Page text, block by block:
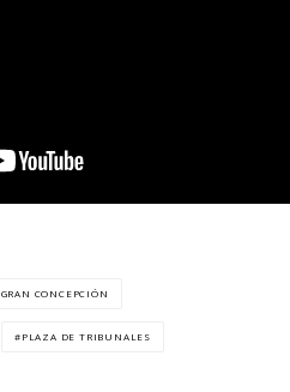
GRAN CONCEPCIÓN
PLAZA DE TRIBUNALES